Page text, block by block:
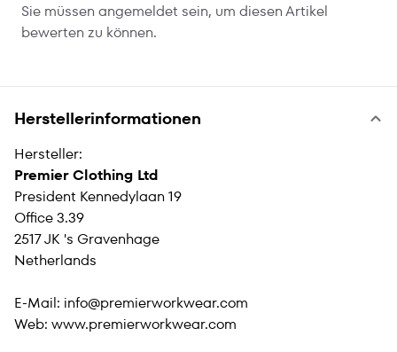
Sie müssen angemeldet sein, um diesen Artikel
bewerten zu können.
Herstellerinformationen
Hersteller:
Premier Clothing Ltd
President Kennedylaan 19
Office 3.39
2517 JK 's Gravenhage
Netherlands
E-Mail: info@premierworkwear.com
Web: www.premierworkwear.com